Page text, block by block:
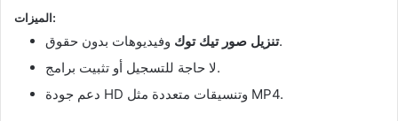
الميزات:
تنزيل صور تيك توكوفيديوهات بدون حقوق.
لا حاجة للتسجيل أو تثبيت برامج.
دعم جودة HD وتنسيقات متعددة مثل MP4.